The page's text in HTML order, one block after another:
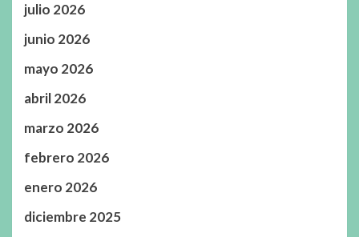
julio 2026
junio 2026
mayo 2026
abril 2026
marzo 2026
febrero 2026
enero 2026
diciembre 2025